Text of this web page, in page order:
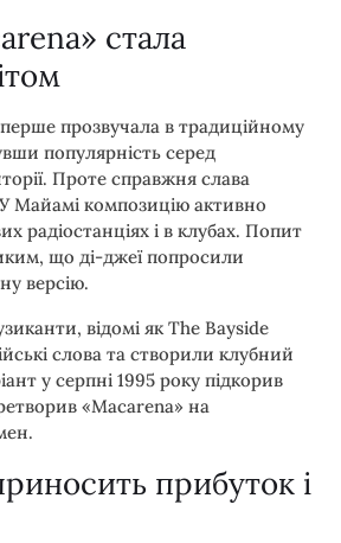
стала
прозвучала в традиційному
популярність серед
Проте справжня слава
Майамі композицію активно
радіостанціях і в клубах. Попит
що ді-джеї попросили
версію.
відомі як The Bayside
слова та створили клубний
у серпні 1995 року підкорив
«Macarena» на
прибуток і